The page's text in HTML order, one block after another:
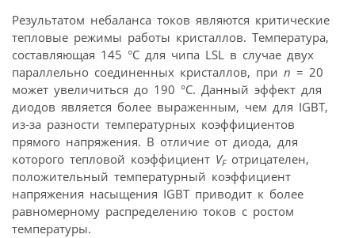
Результатом небаланса токов являются критические
тепловые режимы работы кристаллов. Температура,
составляющая 145 °С для чипа LSL в случае двух
параллельно соединенных кристаллов, при n = 20
может увеличиться до 190 °С. Данный эффект для
диодов является более выраженным, чем для IGBT,
из-за разности температурных коэффициентов
прямого напряжения. В отличие от диода, для
которого тепловой коэффициент VFотрицателен,
положительный температурный коэффициент
напряжения насыщения IGBT приводит к более
равномерному распределению токов с ростом
температуры.